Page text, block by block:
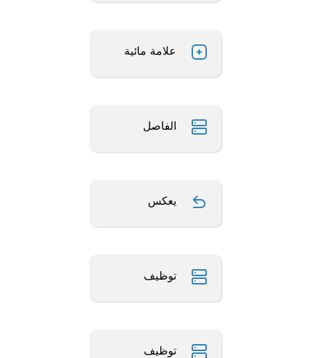
علامة مائية
الفاصل
يعكس
توظيف
توظيف